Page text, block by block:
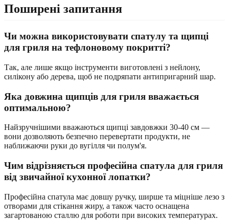
Поширені запитання
Чи можна використовувати спатулу та щипці
для гриля на тефлоновому покритті?
Так, але лише якщо інструменти виготовлені з нейлону,
силікону або дерева, щоб не подряпати антипригарний шар.
Яка довжина щипців для гриля вважається
оптимальною?
Найзручнішими вважаються щипці завдовжки 30-40 см —
вони дозволяють безпечно перевертати продукти, не
наближаючи руки до вугілля чи полум'я.
Чим відрізняється професійна спатула для гриля
від звичайної кухонної лопатки?
Професійна спатула має довшу ручку, ширше та міцніше лезо з
отворами для стікання жиру, а також часто оснащена
загартованою сталлю для роботи при високих температурах.